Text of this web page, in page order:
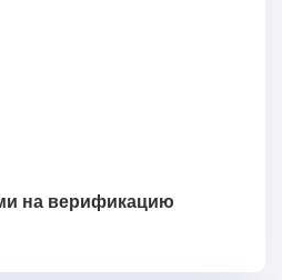
на верификацию